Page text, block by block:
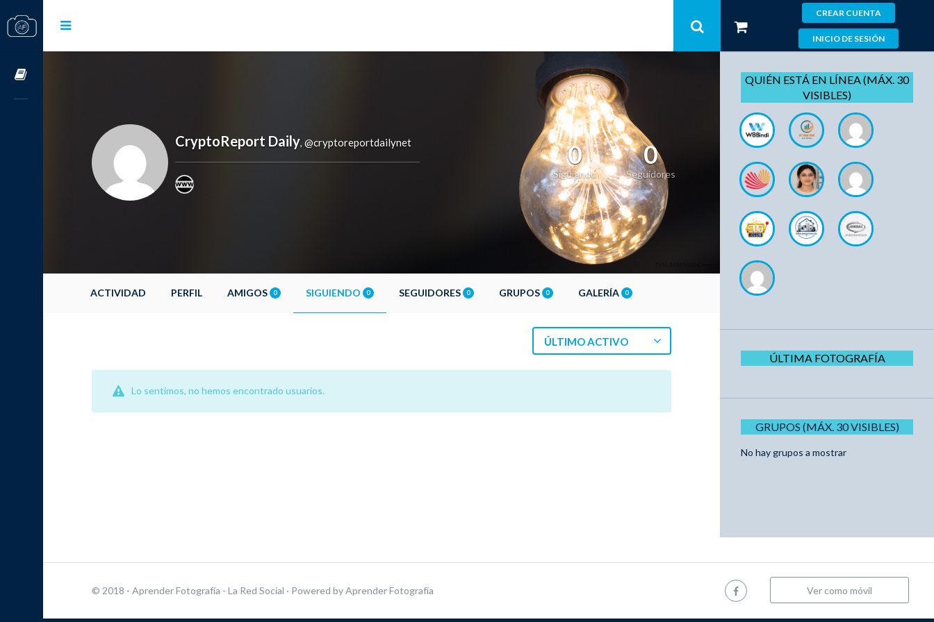
CREAR CUENTA
INICIO DE SESIÓN
CryptoReport Daily, @cryptoreportdailynet 0
Siguiendo
0
Seguidores
ACTIVIDAD PERFIL AMIGOS 0 SIGUIENDO 0 SEGUIDORES 0 GRUPOS 0 GALERÍA 0
ÚLTIMO ACTIVO
Lo sentimos, no hemos encontrado usuarios.
QUIÉN ESTÁ EN LÍNEA (MÁX. 30
VISIBLES)
ÚLTIMA FOTOGRAFÍA
GRUPOS (MÁX. 30 VISIBLES)
No hay grupos a mostrar
© 2018 - Aprender Fotografía - La Red Social · Powered byAprender Fotografía